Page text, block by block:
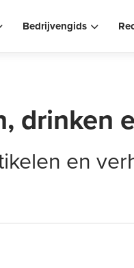
Bedrijvengids
drinken
en